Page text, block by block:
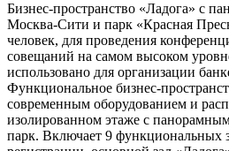
Бизнес-пространство «Ладога» с
Москва-Сити и парк «Красная
человек, для проведения
совещаний на самом высоком
использовано для организации
Функциональное бизнес-
современным оборудованием и
изолированном этаже с
парк. Включает 9 функциональных